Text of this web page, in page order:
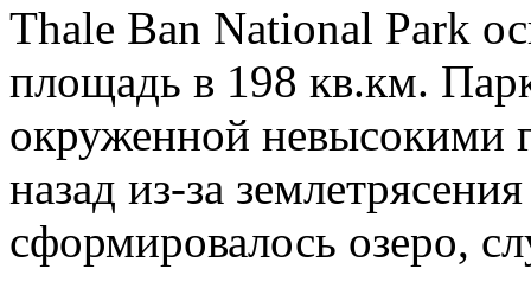
Thale Ban National Park
площадь в 198 кв.км.
окруженной невысокими
назад из-за
сформировалось озеро,